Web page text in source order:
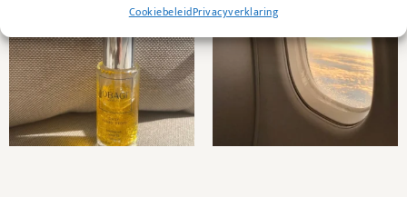
CookiebeleidPrivacyverklaring